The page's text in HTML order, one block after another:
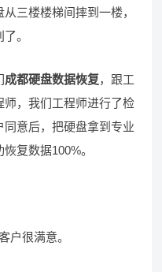
三楼楼梯间摔到一楼，
。
成都硬盘数据恢复，跟工
，我们工程师进行了检
意后，把硬盘拿到专业
复数据100%。
户很满意。